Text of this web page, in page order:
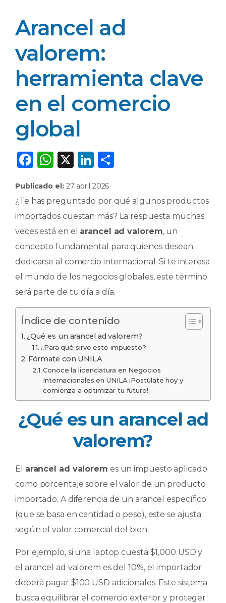
Arancel ad
valorem:
herramienta clave
en el comercio
global
F
c
e
b
o
o
k
W
a
ts
A
p
p
X
Li
k
e
dI
n
m
p
ar
ti
r
Publicado el: 27 abril 2026
¿Te has preguntado por qué algunos productos
importados cuestan más? La respuesta muchas
veces está en el arancel ad valorem, un
concepto fundamental para quienes desean
dedicarse al comercio internacional. Si te interesa
el mundo de los negocios globales, este término
será parte de tu día a día.
Índice de contenido
¿Qué es un arancel ad valorem?
¿Para qué sirve este impuesto?
Fórmate con UNILA
Conoce la licenciatura en Negocios
Internacionales en UNILA ¡Postúlate hoy y
comienza a optimizar tu futuro!
¿Qué es un arancel ad
valorem?
El arancel ad valorem es un impuesto aplicado
como porcentaje sobre el valor de un producto
importado. A diferencia de un arancel específico
(que se basa en cantidad o peso), este se ajusta
según el valor comercial del bien.
Por ejemplo, si una laptop cuesta $1,000 USD y
el arancel ad valorem es del 10%, el importador
deberá pagar $100 USD adicionales. Este sistema
busca equilibrar el comercio exterior y proteger